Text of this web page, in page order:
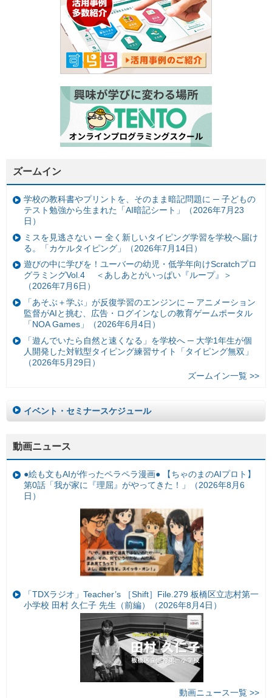
ズームイン
学校の教科書やプリントを、そのまま暗記問題に ─ 子どもの
テスト勉強から生まれた「AI暗記シート」（2026年7月23
日）
ミスを見逃さない ー 全く新しいタイピング学習を学校へ届け
る。「カケルタイピング」（2026年7月14日）
遊びの中に学びを！ユーバーの幼児・低学年向けScratchプロ
グラミングVol.4 ＜あしあとがいっぱい『ループ』＞
（2026年7月6日）
「あそぶ＋学ぶ」が反復学習のエンジンに ─ アニメーション
監督がAIと挑む、広告・ログインなしの教育ゲームポータル
「NOA Games」（2026年6月4日）
「遊んでいたら自然と速くなる」を学校へ ─ 大学1年生が個
人開発した対戦型タイピング練習サイト「タイピング無双」
（2026年5月29日）
ズームイン一覧 >>
イベント・セミナースケジュール
動画ニュース
●絵も文もAIが作ったペラペラ漫画● 【ちゃのまのAIプロト】
第0話「我が家に『理屈』がやってきた！」（2026年8月6
日）
「TDXラジオ」Teacher’s ［Shift］File.279 板橋区立志村第一
小学校 田村 久仁子 先生（前編）（2026年8月4日）
動画ニュース一覧 >>